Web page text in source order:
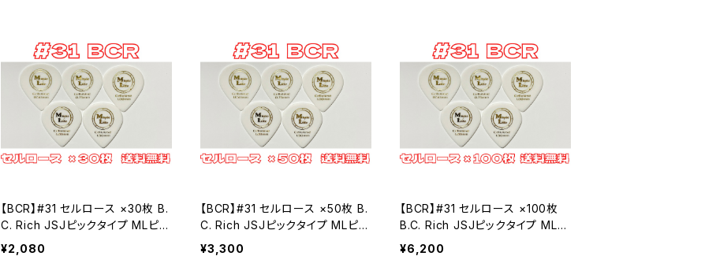
【BCR】#31 セルロース ×30枚 B.
C. Rich JSJピックタイプ MLピッ
ク【送料込み】
¥2,080
【BCR】#31 セルロース ×50枚 B.
C. Rich JSJピックタイプ MLピッ
ク【送料込み】
¥3,300
【BCR】#31 セルロース ×100枚
B.C. Rich JSJピックタイプ MLピ
ック【送料込み】
¥6,200